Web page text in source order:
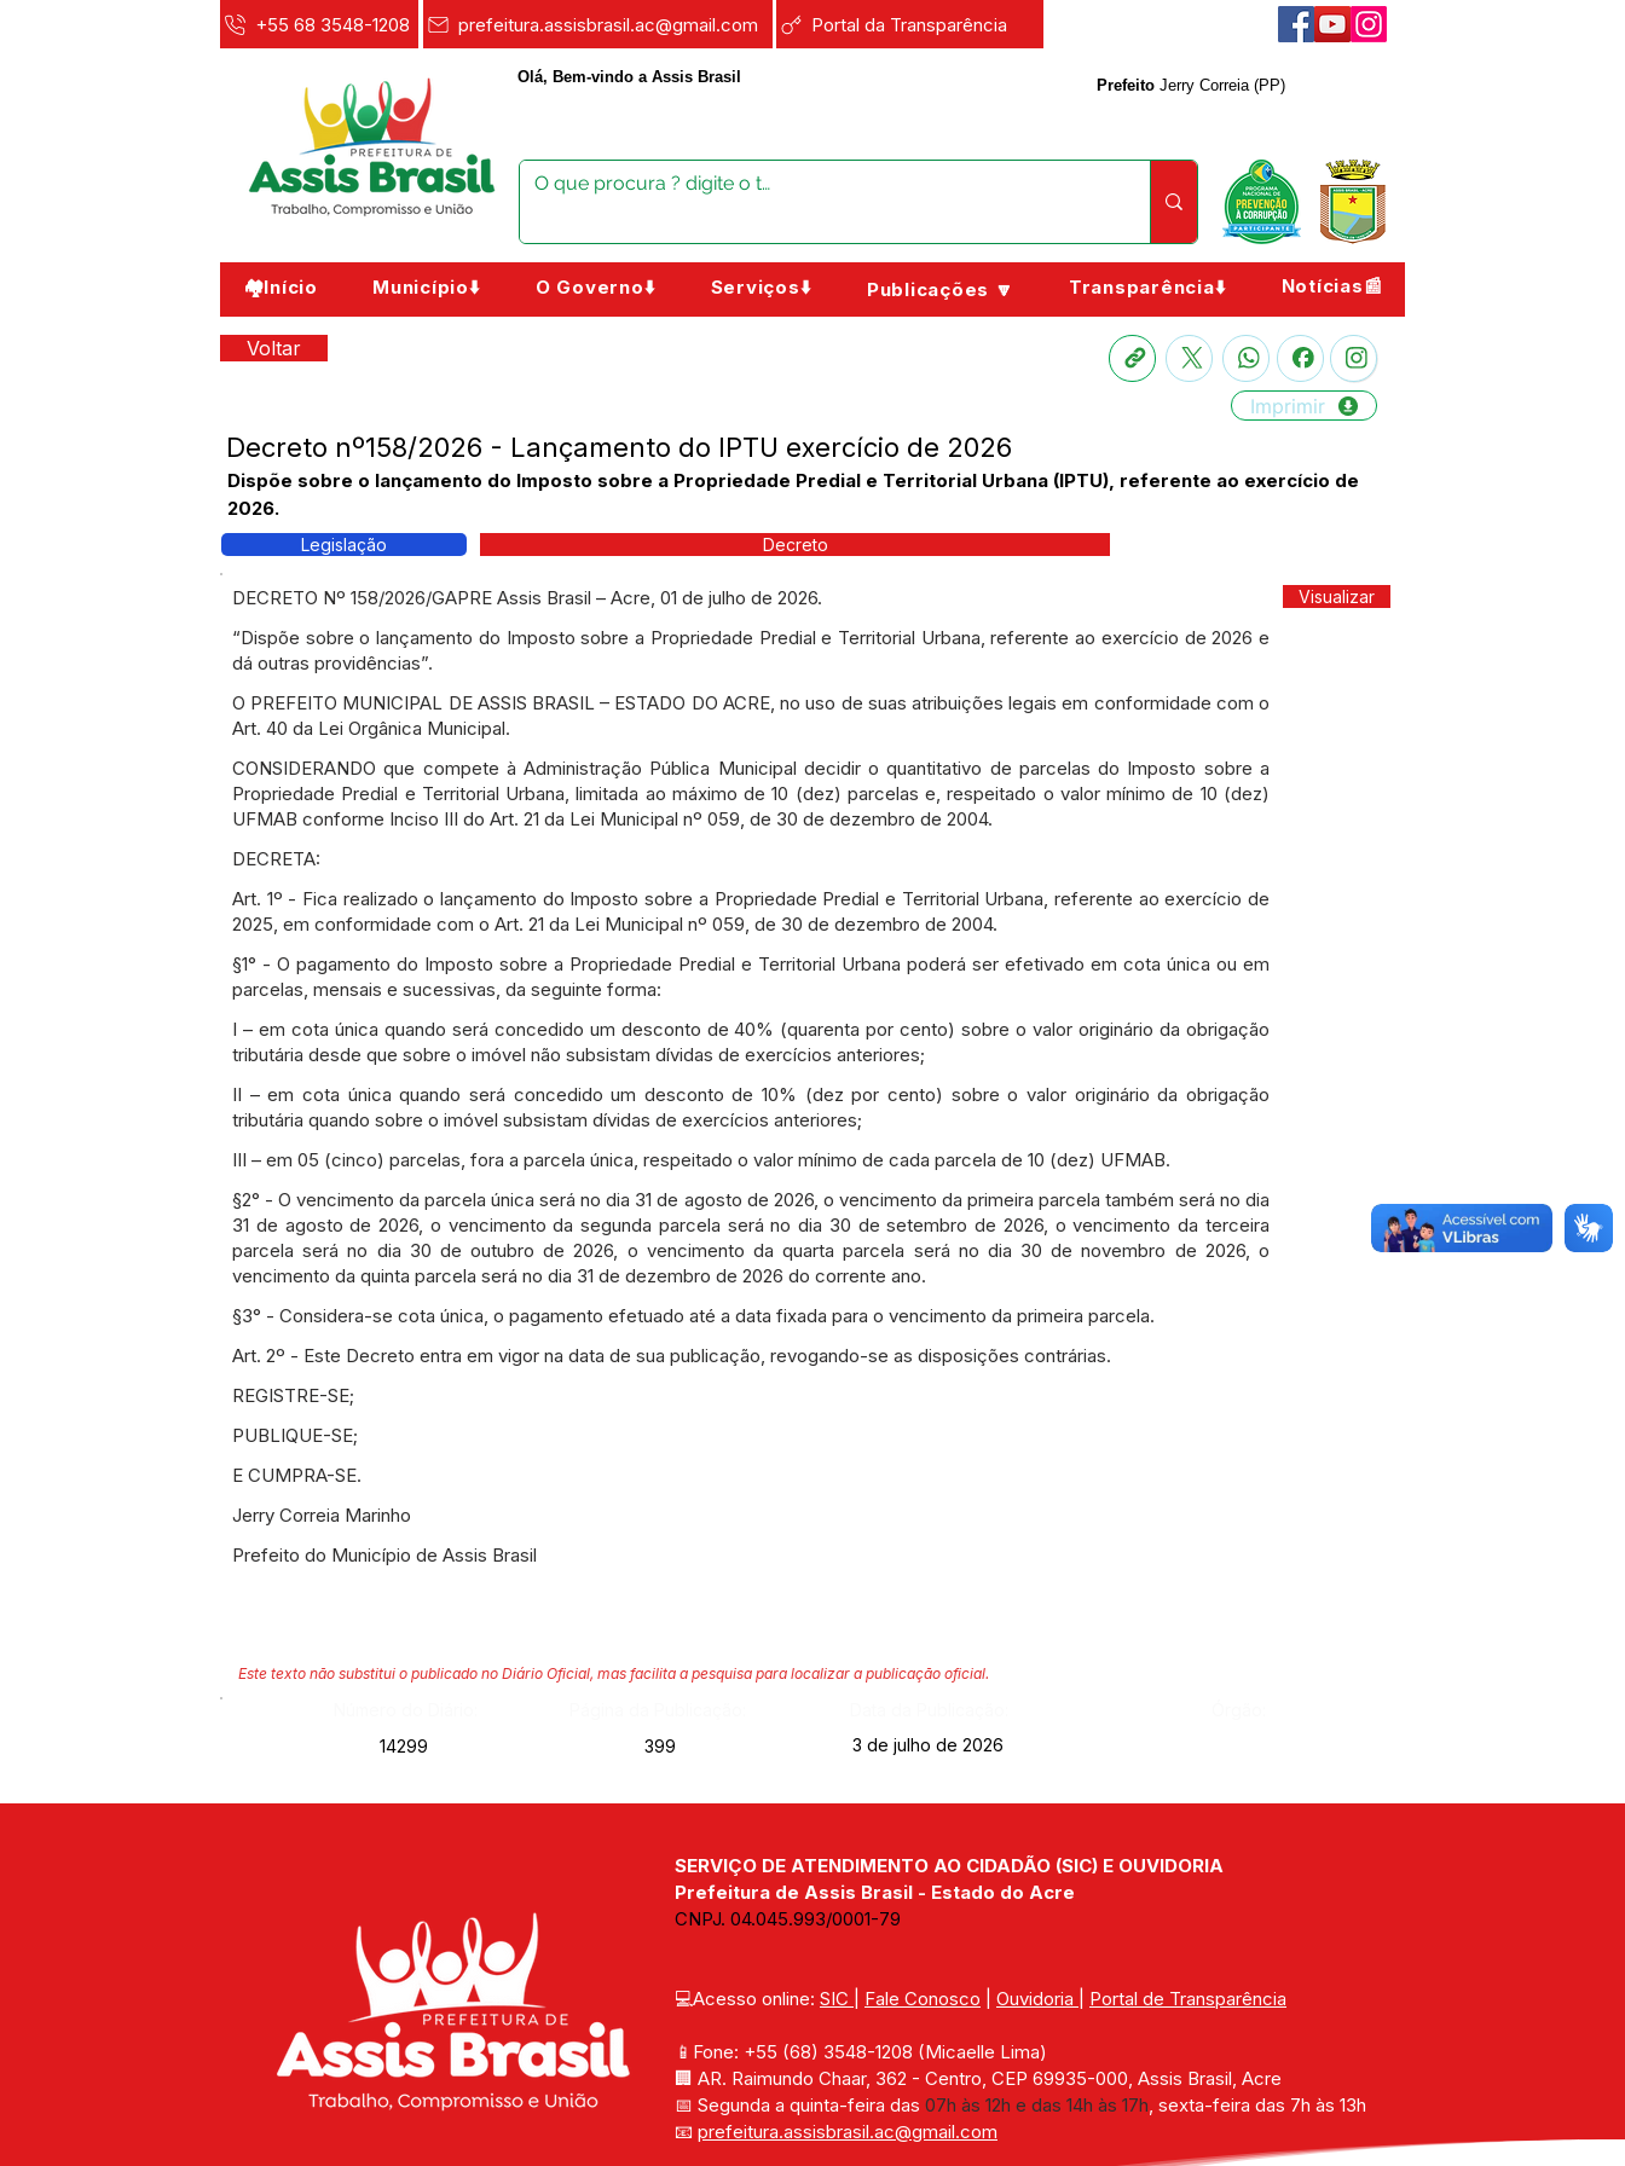
+55 68 3548-1208 prefeitura.assisbrasil.ac@gmail.com Portal da Transparência
Olá, Bem-vindo a Assis Brasil Prefeito Jerry Correia (PP)
🏘️Início Município⬇️ O Governo⬇️ Serviços⬇️ Publicações 🔽 Transparência⬇️ Notícias📰
Voltar
Imprimir
Decreto nº158/2026 - Lançamento do IPTU exercício de 2026
Dispõe sobre o lançamento do Imposto sobre a Propriedade Predial e Territorial Urbana (IPTU), referente ao exercício de
2026.
Legislação Decreto
DECRETO Nº 158/2026/GAPRE Assis Brasil – Acre, 01 de julho de 2026.
“Dispõe sobre o lançamento do Imposto sobre a Propriedade Predial e Territorial Urbana, referente ao exercício de 2026 e
dá outras providências”.
O PREFEITO MUNICIPAL DE ASSIS BRASIL – ESTADO DO ACRE, no uso de suas atribuições legais em conformidade com o
Art. 40 da Lei Orgânica Municipal.
CONSIDERANDO que compete à Administração Pública Municipal decidir o quantitativo de parcelas do Imposto sobre a
Propriedade Predial e Territorial Urbana, limitada ao máximo de 10 (dez) parcelas e, respeitado o valor mínimo de 10 (dez)
UFMAB conforme Inciso III do Art. 21 da Lei Municipal nº 059, de 30 de dezembro de 2004.
DECRETA:
Art. 1º - Fica realizado o lançamento do Imposto sobre a Propriedade Predial e Territorial Urbana, referente ao exercício de
2025, em conformidade com o Art. 21 da Lei Municipal nº 059, de 30 de dezembro de 2004.
§1° - O pagamento do Imposto sobre a Propriedade Predial e Territorial Urbana poderá ser efetivado em cota única ou em
parcelas, mensais e sucessivas, da seguinte forma:
I – em cota única quando será concedido um desconto de 40% (quarenta por cento) sobre o valor originário da obrigação
tributária desde que sobre o imóvel não subsistam dívidas de exercícios anteriores;
II – em cota única quando será concedido um desconto de 10% (dez por cento) sobre o valor originário da obrigação
tributária quando sobre o imóvel subsistam dívidas de exercícios anteriores;
III – em 05 (cinco) parcelas, fora a parcela única, respeitado o valor mínimo de cada parcela de 10 (dez) UFMAB.
§2° - O vencimento da parcela única será no dia 31 de agosto de 2026, o vencimento da primeira parcela também será no dia
31 de agosto de 2026, o vencimento da segunda parcela será no dia 30 de setembro de 2026, o vencimento da terceira
parcela será no dia 30 de outubro de 2026, o vencimento da quarta parcela será no dia 30 de novembro de 2026, o
vencimento da quinta parcela será no dia 31 de dezembro de 2026 do corrente ano.
§3° - Considera-se cota única, o pagamento efetuado até a data fixada para o vencimento da primeira parcela.
Art. 2º - Este Decreto entra em vigor na data de sua publicação, revogando-se as disposições contrárias.
REGISTRE-SE;
PUBLIQUE-SE;
E CUMPRA-SE.
Jerry Correia Marinho
Prefeito do Município de Assis Brasil
Visualizar
Este texto não substitui o publicado no Diário Oficial, mas facilita a pesquisa para localizar a publicação oficial.
14299
399 3 de julho de 2026
SERVIÇO DE ATENDIMENTO AO CIDADÃO (SIC) E OUVIDORIA
Prefeitura de Assis Brasil - Estado do Acre
CNPJ. 04.045.993/0001-79
💻Acesso online: SIC Fale Conosco Ouvidoria Portal de Transparência
📱Fone: +55 (68) 3548-1208 (Micaelle Lima)
🏢 AR. Raimundo Chaar, 362 - Centro, CEP 69935-000, Assis Brasil, Acre
📅 Segunda a quinta-feira das 07h às 12h e das 14h às 17h, sexta-feira das 7h às 13h
📧 prefeitura.assisbrasil.ac@gmail.com